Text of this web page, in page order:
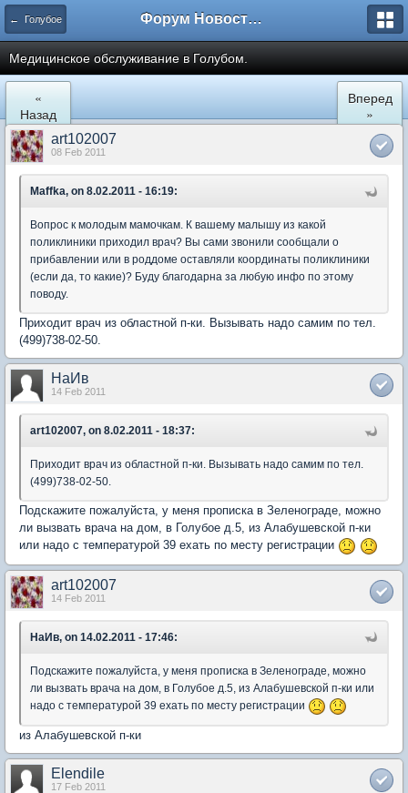
← Голубое Форум Новостройки
Медицинское обслуживание в Голубом.
«
Назад
Вперед
»
art102007
08 Feb 2011
Maffka, on 8.02.2011 - 16:19:
Вопрос к молодым мамочкам. К вашему малышу из какой
поликлиники приходил врач? Вы сами звонили сообщали о
прибавлении или в роддоме оставляли координаты поликлиники
(если да, то какие)? Буду благодарна за любую инфо по этому
поводу.
Приходит врач из областной п-ки. Вызывать надо самим по тел.
(499)738-02-50.
НаИв
14 Feb 2011
art102007, on 8.02.2011 - 18:37:
Приходит врач из областной п-ки. Вызывать надо самим по тел.
(499)738-02-50.
Подскажите пожалуйста, у меня прописка в Зеленограде, можно
ли вызвать врача на дом, в Голубое д.5, из Алабушевской п-ки
или надо с температурой 39 ехать по месту регистрации
art102007
14 Feb 2011
НаИв, on 14.02.2011 - 17:46:
Подскажите пожалуйста, у меня прописка в Зеленограде, можно
ли вызвать врача на дом, в Голубое д.5, из Алабушевской п-ки или
надо с температурой 39 ехать по месту регистрации
из Алабушевской п-ки
Elendile
17 Feb 2011